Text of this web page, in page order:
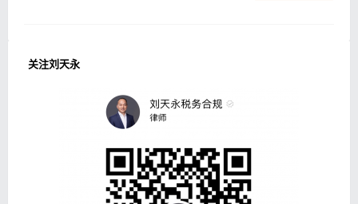
关注刘天永